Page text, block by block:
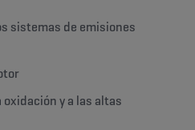
sistemas de emisiones
y a las altas